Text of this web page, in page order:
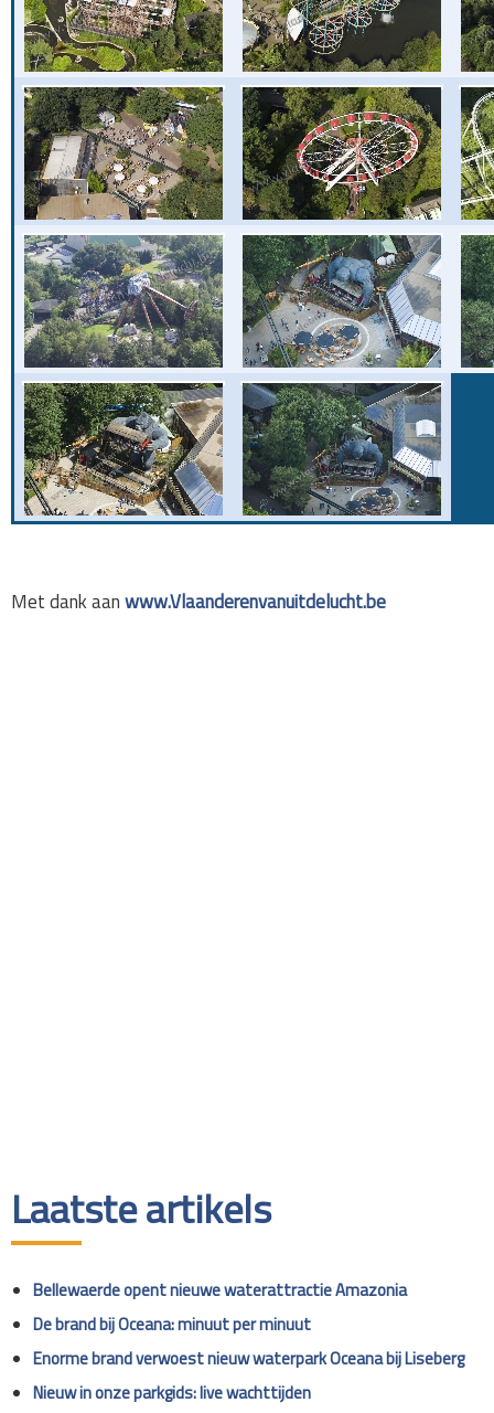
Met dank aanwww.Vlaanderenvanuitdelucht.be
Laatste artikels
Bellewaerde opent nieuwe waterattractie Amazonia
De brand bij Oceana: minuut per minuut
Enorme brand verwoest nieuw waterpark Oceana bij Liseberg
Nieuw in onze parkgids: live wachttijden